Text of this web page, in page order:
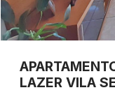
LAZER VILA